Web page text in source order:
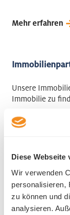
Diese Webseite
Wir verwenden
personalisieren,
zu können und
analysieren.
Mehr erfahren
Unsere
Immobilie zu